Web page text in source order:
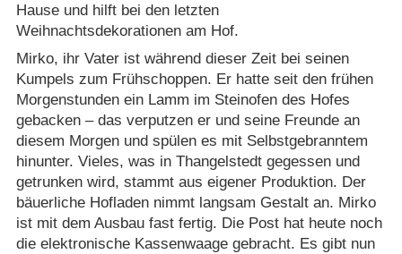
Hause und hilft bei den letzten
Weihnachtsdekorationen am Hof.
Mirko, ihr Vater ist während dieser Zeit bei seinen
Kumpels zum Frühschoppen. Er hatte seit den frühen
Morgenstunden ein Lamm im Steinofen des Hofes
gebacken – das verputzen er und seine Freunde an
diesem Morgen und spülen es mit Selbstgebranntem
hinunter. Vieles, was in Thangelstedt gegessen und
getrunken wird, stammt aus eigener Produktion. Der
bäuerliche Hofladen nimmt langsam Gestalt an. Mirko
ist mit dem Ausbau fast fertig. Die Post hat heute noch
die elektronische Kassenwaage gebracht. Es gibt nun